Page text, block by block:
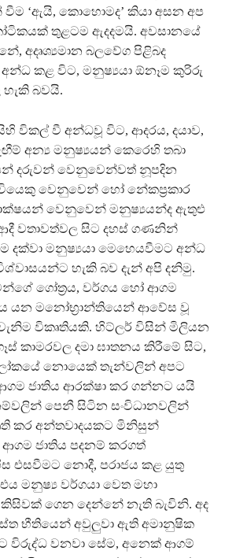
වීම ‘ඇයි, කොහොමද’ කියා අසන අප
තුළටම ඇදදමයි. අවසානයේ
අදෘශ්‍යමාන බලවේග පිළිබද
කළ විට, මනුෂ්‍යයා ඕනෑම කුරිරු
බවයි.
විකල් වී අන්ධවූ විට, ආදරය, දයාව,
අන්‍ය මනුෂ්‍යයන් කෙරෙහි තබා
දරුවන් වෙනුවෙන්වත් නූපදින
වෙනුවෙන් හෝ නේකප්‍රකාර
වෙනුවෙන් මනුෂ්‍යයන්ද ඇතුළු
ආදී වතාවත්වල සිට දහස් ගණනින්
දක්වා මනුෂ්‍යයා මෙහෙයවීමට අන්ධ
හැකි බව දැන් අපි දනිමු.
ගෝත්‍රය, වර්ගය හෝ ආගම
යන මනෝභ්‍රාන්තියෙන් ආවේස වූ
විකෘතියකි. හිට්ලර් විසින් මිලියන
කාමරවල දමා ඝාතනය කිරීමේ සිට,
නොයෙක් තැන්වලින් අපට
ජාතිය ආරක්ෂා කර ගන්නට යයි
පෙනී සිටින සංවිධානවලින්
කර අන්තවාදයකට මිනිසුන්
ජාතිය පදනම් කරගත්
එසවීමට නොදී, පරාජය කළ යුතු
මනුෂ්‍ය වර්ගයා වෙත මහා
ගෙන දෙන්නේ නැති බැවිනි. අද
භීතියෙන් අවුලුවා ඇති අමානුෂික
විරුද්ධ වනවා සේම, අනෙක් ආගම්